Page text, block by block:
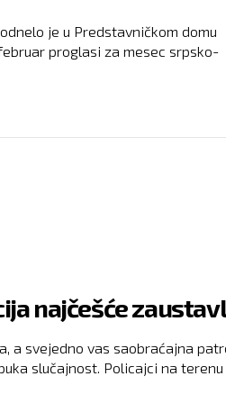
je u Predstavničkom domu
proglasi za mesec srpsko-
najčešće
a svejedno vas saobraćajna
slučajnost. Policajci na terenu